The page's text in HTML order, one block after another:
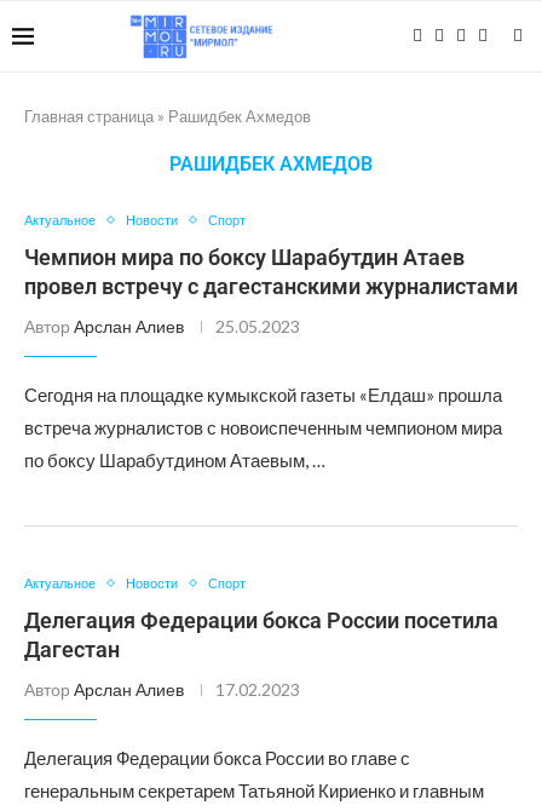
Главная страница » Рашидбек Ахмедов
РАШИДБЕК АХМЕДОВ
Актуальное Новости Спорт
Чемпион мира по боксу Шарабутдин Атаев
провел встречу с дагестанскими журналистами
Автор Арслан Алиев 25.05.2023
Сегодня на площадке кумыкской газеты «Елдаш» прошла
встреча журналистов с новоиспеченным чемпионом мира
по боксу Шарабутдином Атаевым, …
Актуальное Новости Спорт
Делегация Федерации бокса России посетила
Дагестан
Автор Арслан Алиев 17.02.2023
Делегация Федерации бокса России во главе с
генеральным секретарем Татьяной Кириенко и главным